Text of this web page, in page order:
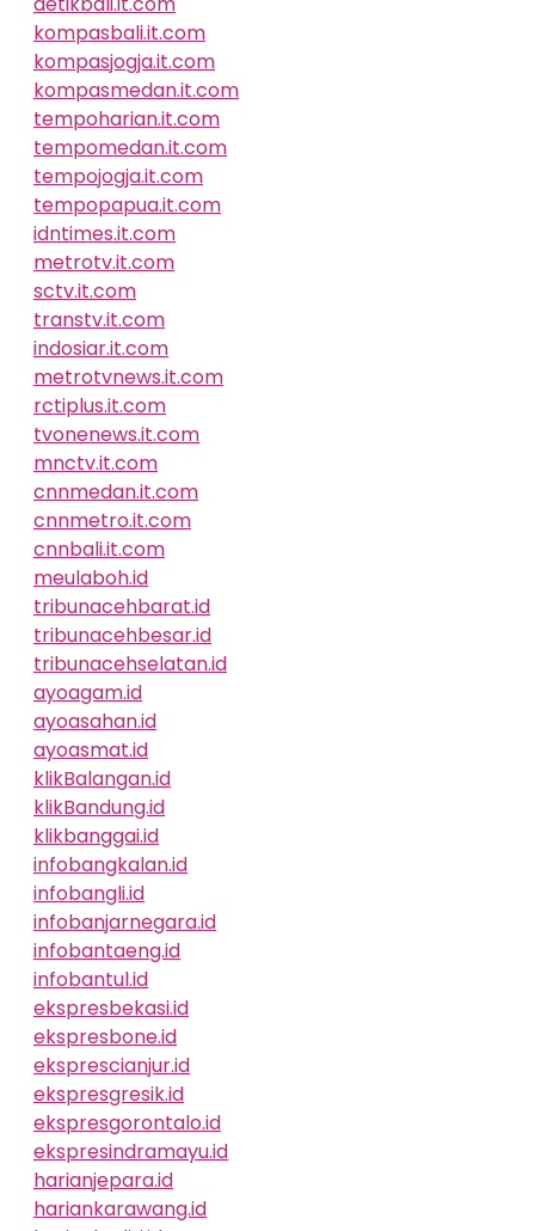
kompasbali.it.com
kompasjogja.it.com
kompasmedan.it.com
tempoharian.it.com
tempomedan.it.com
tempojogja.it.com
tempopapua.it.com
idntimes.it.com
metrotv.it.com
sctv.it.com
transtv.it.com
indosiar.it.com
metrotvnews.it.com
rctiplus.it.com
tvonenews.it.com
mnctv.it.com
cnnmedan.it.com
cnnmetro.it.com
cnnbali.it.com
meulaboh.id
tribunacehbarat.id
tribunacehbesar.id
tribunacehselatan.id
ayoagam.id
ayoasahan.id
ayoasmat.id
klikBalangan.id
klikBandung.id
klikbanggai.id
infobangkalan.id
infobangli.id
infobanjarnegara.id
infobantaeng.id
infobantul.id
ekspresbekasi.id
ekspresbone.id
eksprescianjur.id
ekspresgresik.id
ekspresgorontalo.id
ekspresindramayu.id
harianjepara.id
hariankarawang.id